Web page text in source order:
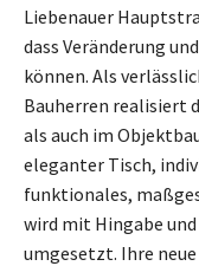
Liebenauer
dass Veränderung
können. Als
Bauherren realisiert
als auch im
eleganter Tisch,
funktionales,
wird mit Hingabe
umgesetzt. Ihre